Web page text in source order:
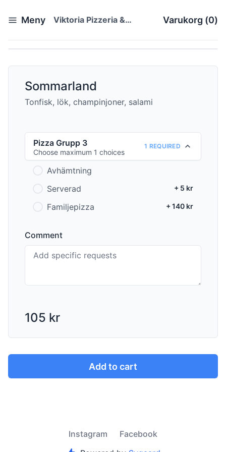
Meny
Viktoria Pizzeria &
Varukorg (0)
Sommarland
Tonfisk, lök, champinjoner, salami
Pizza Grupp 3
Choose maximum 1 choices
1 REQUIRED
Avhämtning
Serverad
+ 5 kr
Familjepizza + 140 kr
Comment
105 kr
Add to cart
Instagram
Facebook